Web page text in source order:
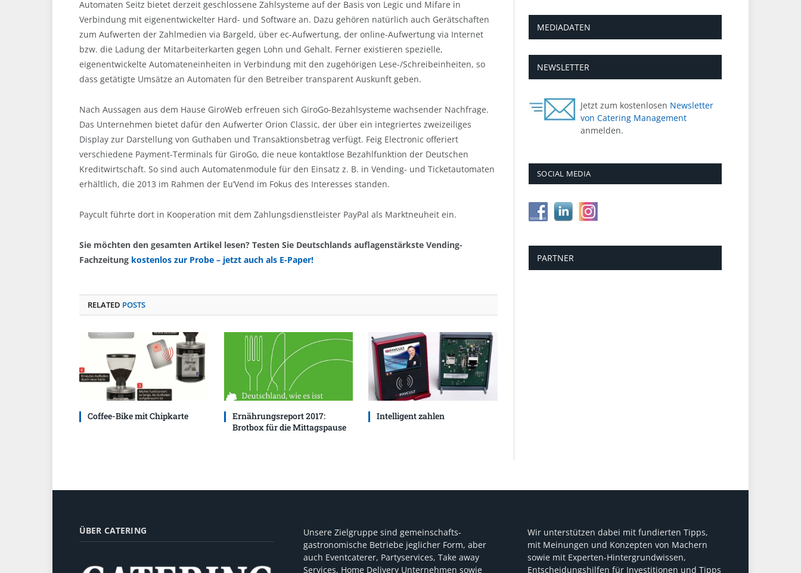
Automaten Seitz bietet derzeit geschlossene Zahlsysteme auf der Basis von Legic und Mifare in
Verbindung mit eigenentwickelter Hard- und Software an. Dazu gehören natürlich auch Gerätschaften
zum Aufwerten der Zahlmedien via Bargeld, über ec-Aufwertung, der online-Aufwertung via Internet
bzw. die Ladung der Mitarbeiterkarten gegen Lohn und Gehalt. Ferner existieren spezielle,
eigenentwickelte Automateneinheiten in Verbindung mit den zugehörigen Lese-/Schreibeinheiten, so
dass getätigte Umsätze an Automaten für den Betreiber transparent Auskunft geben.
Nach Aussagen aus dem Hause GiroWeb erfreuen sich GiroGo-Bezahlsysteme wachsender Nachfrage.
Das Unternehmen bietet dafür den Aufwerter Orion Classic, der über ein integriertes zweizeiliges
Display zur Darstellung von Guthaben und Transaktionsbetrag verfügt. Feig Electronic offeriert
verschiedene Payment-Terminals für GiroGo, die neue kontaktlose Bezahlfunktion der Deutschen
Kreditwirtschaft. So sind auch Automatenmodule für den Einsatz z. B. in Vending- und Ticketautomaten
erhältlich, die 2013 im Rahmen der Eu’Vend im Fokus des Interesses standen.
Paycult führte dort in Kooperation mit dem Zahlungsdienstleister PayPal als Marktneuheit ein.
Sie möchten den gesamten Artikel lesen? Testen Sie Deutschlands auflagenstärkste Vending-
Fachzeitung kostenlos zur Probe – jetzt auch als E-Paper!
RELATED POSTS
Coffee-Bike mit Chipkarte
Ernährungsreport 2017:
Brotbox für die Mittagspause
Intelligent zahlen
MEDIADATEN
NEWSLETTER
Jetzt zum kostenlosen Newsletter
von Catering Management
anmelden.
SOCIAL MEDIA
PARTNER
ÜBER CATERING
Unsere Zielgruppe sind gemeinschafts-
gastronomische Betriebe jeglicher Form, aber
auch Eventcaterer, Partyservices, Take away
Services, Home Delivery Unternehmen sowie
Wir unterstützen dabei mit fundierten Tipps,
mit Meinungen und Konzepten von Machern
sowie mit Experten-Hintergrundwissen,
Entscheidungshilfen für Investitionen und Tipps